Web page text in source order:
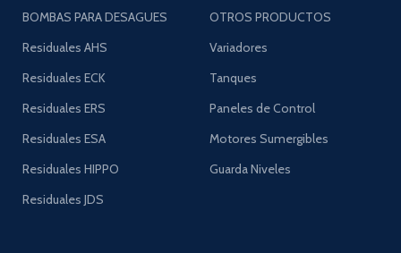
BOMBAS PARA DESAGUES
Residuales AHS
Residuales ECK
Residuales ERS
Residuales ESA
Residuales HIPPO
Residuales JDS
OTROS PRODUCTOS
Variadores
Tanques
Paneles de Control
Motores Sumergibles
Guarda Niveles